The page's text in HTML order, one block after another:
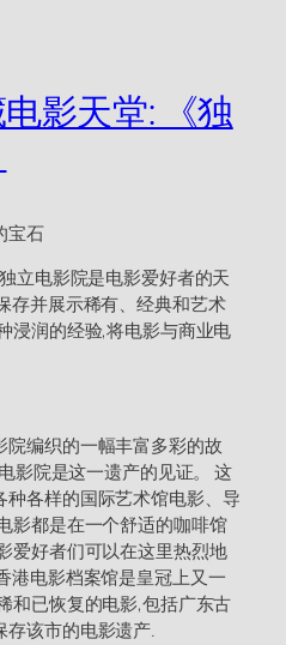
影天堂: 《独
宝石
立电影院是电影爱好者的天
存并展示稀有、经典和艺术
浸润的经验,将电影与商业电
编织的一幅丰富多彩的故
影院是这一遗产的见证。 这
各样的国际艺术馆电影、导
影都是在一个舒适的咖啡馆
爱好者们可以在这里热烈地
港电影档案馆是皇冠上又一
和已恢复的电影,包括广东古
存该市的电影遗产.